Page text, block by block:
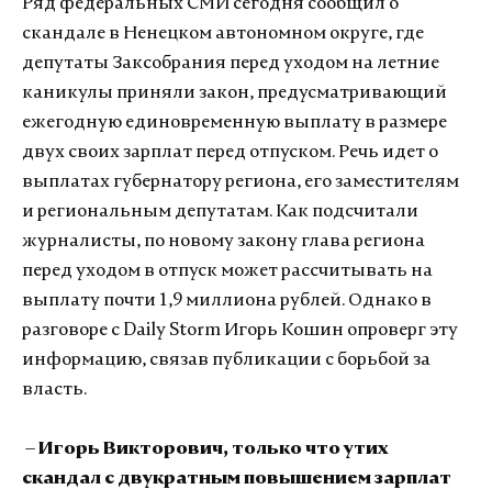
Ряд федеральных СМИ сегодня сообщил о
скандале в Ненецком автономном округе, где
депутаты Заксобрания перед уходом на летние
каникулы приняли закон, предусматривающий
ежегодную единовременную выплату в размере
двух своих зарплат перед отпуском. Речь идет о
выплатах губернатору региона, его заместителям
и региональным депутатам. Как подсчитали
журналисты, по новому закону глава региона
перед уходом в отпуск может рассчитывать на
выплату почти 1,9 миллиона рублей. Однако в
разговоре с Daily Storm Игорь Кошин опроверг эту
информацию, связав публикации с борьбой за
власть.
– Игорь Викторович, только что утих
скандал с двукратным повышением зарплат